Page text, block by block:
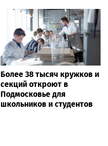
Более 38 тысяч кружков и
секций откроют в
Подмосковье для
школьников и студентов